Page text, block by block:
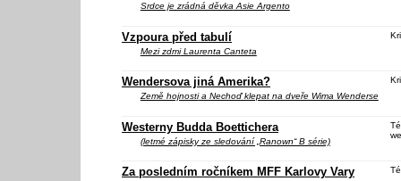
Srdce je zrádná děvkaAsie Argento
Vzpoura před tabulí
Mezi zdmiLaurenta Canteta
Wendersova jiná Amerika?
Země hojnostia Nechoď klepat na dveře Wima Wenderse
Westerny Budda Boettichera
(letmé zápisky ze sledování „Ranown“ B série)
Za posledním ročníkem MFF Karlovy Vary